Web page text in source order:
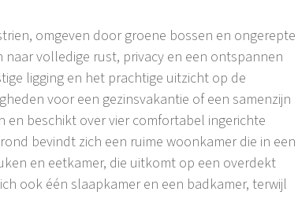
omgeven door groene bossen en ongerepte
volledige rust, privacy en een ontspannen
ligging en het prachtige uitzicht op de
voor een gezinsvakantie of een samenzijn
en beschikt over vier comfortabel ingerichte
bevindt zich een ruime woonkamer die in een
en eetkamer, die uitkomt op een overdekt
ook één slaapkamer en een badkamer, terwijl